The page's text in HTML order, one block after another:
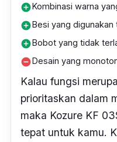
add_circleKombinasi warna
add_circleBesi yang digunakan
add_circleBobot yang tidak
remove_circleDesain yang
Kalau fungsi
prioritaskan dalam
maka Kozure KF
tepat untuk kamu.